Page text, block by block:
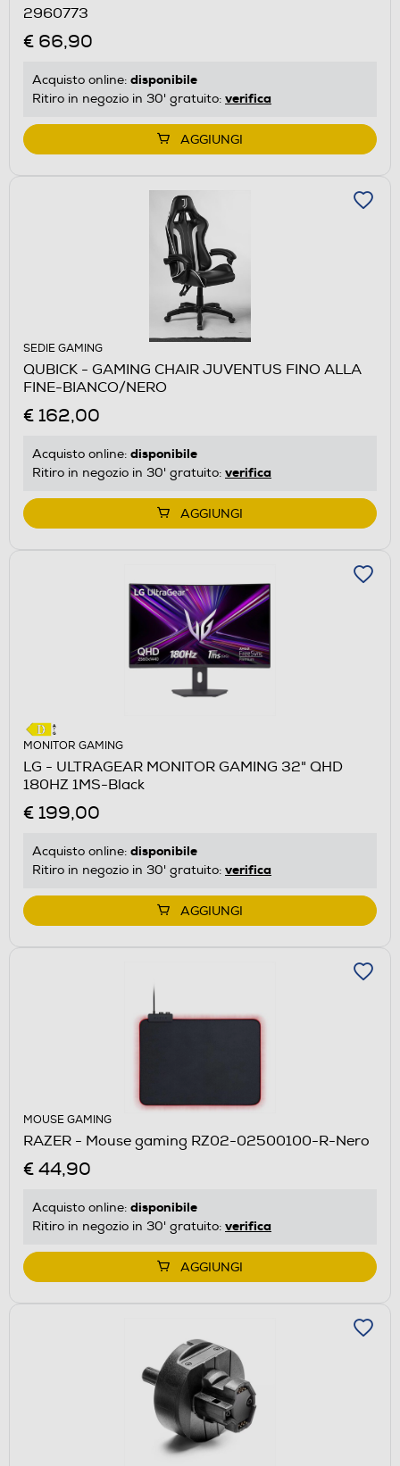
2960773
€ 66,90
Acquisto online: disponibile
Ritiro in negozio in 30' gratuito: verifica
AGGIUNGI
SEDIE GAMING
QUBICK - GAMING CHAIR JUVENTUS FINO ALLA
FINE-BIANCO/NERO
€ 162,00
Acquisto online: disponibile
Ritiro in negozio in 30' gratuito: verifica
AGGIUNGI
MONITOR GAMING
LG - ULTRAGEAR MONITOR GAMING 32" QHD
180HZ 1MS-Black
€ 199,00
Acquisto online: disponibile
Ritiro in negozio in 30' gratuito: verifica
AGGIUNGI
MOUSE GAMING
RAZER - Mouse gaming RZ02-02500100-R-Nero
€ 44,90
Acquisto online: disponibile
Ritiro in negozio in 30' gratuito: verifica
AGGIUNGI